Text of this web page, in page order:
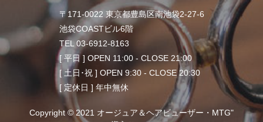
〒171-0022 東京都豊島区南池袋2-27-6
池袋COASTビル6階
TEL 03-6912-8163
[ 平日 ] OPEN 11:00 - CLOSE 21:00
[ 土日･祝 ] OPEN 9:30 - CLOSE 20:30
[ 定休日 ] 年中無休
Copyright © 2021 オージュア＆ヘアビューザー・MTG"